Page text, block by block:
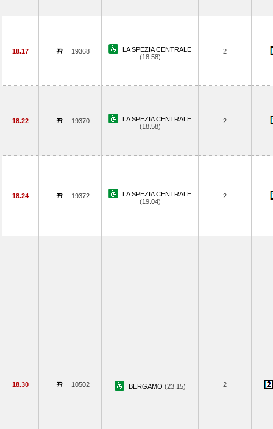
18.17 19368
LA SPEZIA CENTRALE
(18.58)
2
18.22 19370
LA SPEZIA CENTRALE
(18.58)
2
18.24 19372
LA SPEZIA CENTRALE
(19.04)
2
18.30 10502 BERGAMO (23.15) 2